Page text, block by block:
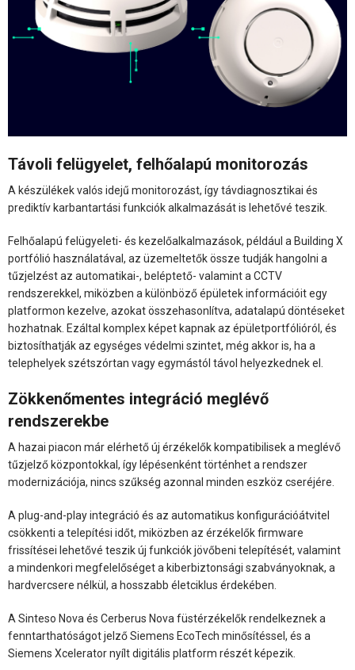
Távoli felügyelet, felhőalapú monitorozás
A készülékek valós idejű monitorozást, így távdiagnosztikai és
prediktív karbantartási funkciók alkalmazását is lehetővé teszik.
Felhőalapú felügyeleti- és kezelőalkalmazások, például a Building X
portfólió használatával, az üzemeltetők össze tudják hangolni a
tűzjelzést az automatikai-, beléptető- valamint a CCTV
rendszerekkel, miközben a különböző épületek információit egy
platformon kezelve, azokat összehasonlítva, adatalapú döntéseket
hozhatnak. Ezáltal komplex képet kapnak az épületportfólióról, és
biztosíthatják az egységes védelmi szintet, még akkor is, ha a
telephelyek szétszórtan vagy egymástól távol helyezkednek el.
Zökkenőmentes integráció meglévő
rendszerekbe
A hazai piacon már elérhető új érzékelők kompatibilisek a meglévő
tűzjelző központokkal, így lépésenként történhet a rendszer
modernizációja, nincs szűkség azonnal minden eszköz cseréjére.
A plug-and-play integráció és az automatikus konfigurációátvitel
csökkenti a telepítési időt, miközben az érzékelők firmware
frissítései lehetővé teszik új funkciók jövőbeni telepítését, valamint
a mindenkori megfelelőséget a kiberbiztonsági szabványoknak, a
hardvercsere nélkül, a hosszabb életciklus érdekében.
A Sinteso Nova és Cerberus Nova füstérzékelők rendelkeznek a
fenntarthatóságot jelző Siemens EcoTech minősítéssel, és a
Siemens Xcelerator nyílt digitális platform részét képezik.